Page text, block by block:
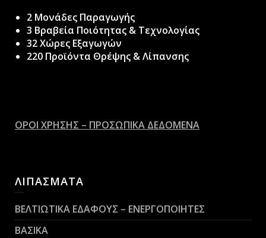
2 Μονάδες Παραγωγής
3 Βραβεία Ποιότητας & Τεχνολογίας
32 Χώρες Εξαγωγών
220 Προϊόντα Θρέψης & Λίπανσης
ΟΡΟΙ ΧΡΗΣΗΣ – ΠΡΟΣΩΠΙΚΑ ΔΕΔΟΜΕΝΑ
ΛΙΠΑΣΜΑΤΑ
ΒΕΛΤΙΩΤΙΚΑ ΕΔΑΦΟΥΣ – ΕΝΕΡΓΟΠΟΙΗΤΕΣ
ΒΑΣΙΚΑ